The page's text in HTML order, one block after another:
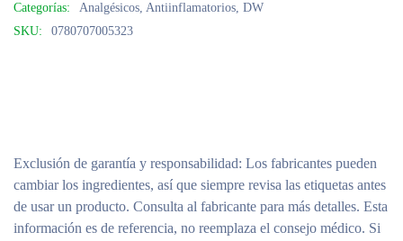
Categorías: Analgésicos, Antiinflamatorios, DW
SKU:
0780707005323
Exclusión de garantía y responsabilidad: Los fabricantes pueden
cambiar los ingredientes, así que siempre revisa las etiquetas antes
de usar un producto. Consulta al fabricante para más detalles. Esta
información es de referencia, no reemplaza el consejo médico. Si